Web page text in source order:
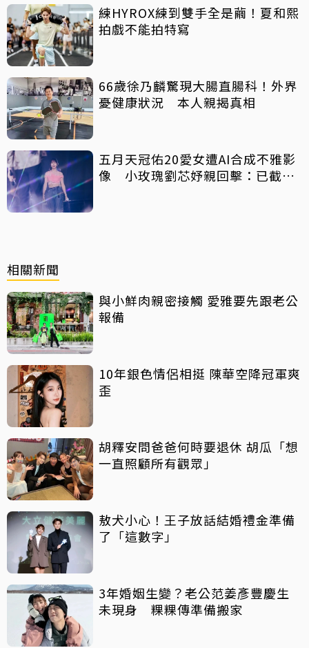
練HYROX練到雙手全是繭！夏和熙
拍戲不能拍特寫
66歲徐乃麟驚現大腸直腸科！外界
憂健康狀況 本人親揭真相
五月天冠佑20愛女遭AI合成不雅影
像 小玫瑰劉芯妤親回擊：已截圖
相關新聞
與小鮮肉親密接觸 愛雅要先跟老公
報備
10年銀色情侶相挺 陳華空降冠軍爽
歪
胡釋安問爸爸何時要退休 胡瓜「想
一直照顧所有觀眾」
敖犬小心！王子放話結婚禮金準備
了「這數字」
3年婚姻生變？老公范姜彥豐慶生
未現身 粿粿傳準備搬家